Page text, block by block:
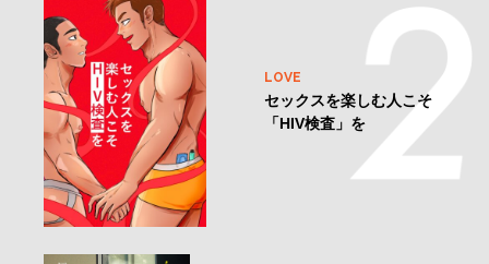
LOVE
セックスを楽しむ人こそ
「HIV検査」を